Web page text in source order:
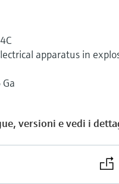
apparatus in
versioni e vedi i